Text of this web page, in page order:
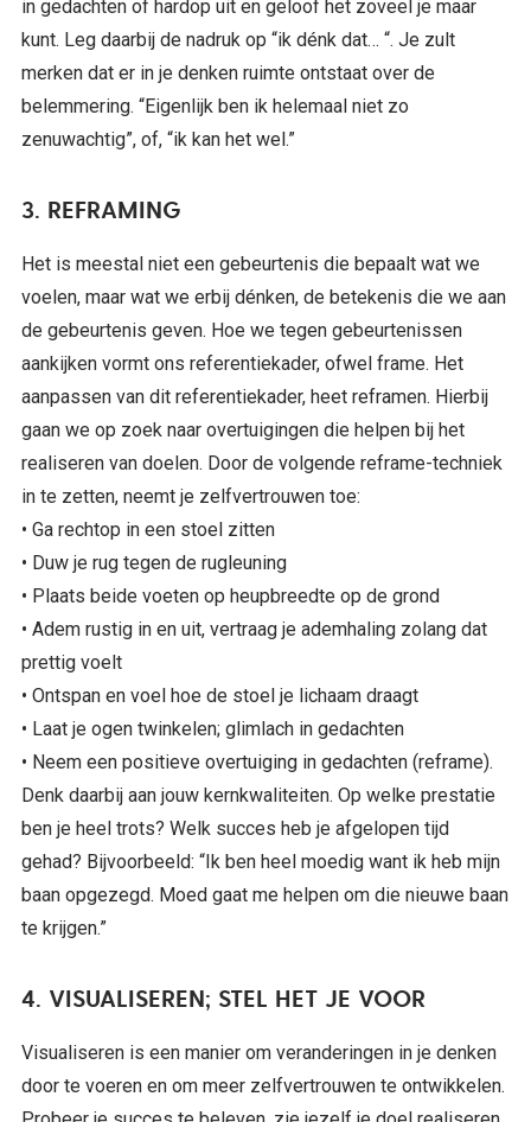
in gedachten of hardop uit en geloof het zoveel je maar
kunt. Leg daarbij de nadruk op “ik dénk dat… “. Je zult
merken dat er in je denken ruimte ontstaat over de
belemmering. “Eigenlijk ben ik helemaal niet zo
zenuwachtig”, of, “ik kan het wel.”
3. REFRAMING
Het is meestal niet een gebeurtenis die bepaalt wat we
voelen, maar wat we erbij dénken, de betekenis die we aan
de gebeurtenis geven. Hoe we tegen gebeurtenissen
aankijken vormt ons referentiekader, ofwel frame. Het
aanpassen van dit referentiekader, heet reframen. Hierbij
gaan we op zoek naar overtuigingen die helpen bij het
realiseren van doelen. Door de volgende reframe-techniek
in te zetten, neemt je zelfvertrouwen toe:
• Ga rechtop in een stoel zitten
• Duw je rug tegen de rugleuning
• Plaats beide voeten op heupbreedte op de grond
• Adem rustig in en uit, vertraag je ademhaling zolang dat
prettig voelt
• Ontspan en voel hoe de stoel je lichaam draagt
• Laat je ogen twinkelen; glimlach in gedachten
• Neem een positieve overtuiging in gedachten (reframe).
Denk daarbij aan jouw kernkwaliteiten. Op welke prestatie
ben je heel trots? Welk succes heb je afgelopen tijd
gehad? Bijvoorbeeld: “Ik ben heel moedig want ik heb mijn
baan opgezegd. Moed gaat me helpen om die nieuwe baan
te krijgen.”
4. VISUALISEREN; STEL HET JE VOOR
Visualiseren is een manier om veranderingen in je denken
door te voeren en om meer zelfvertrouwen te ontwikkelen.